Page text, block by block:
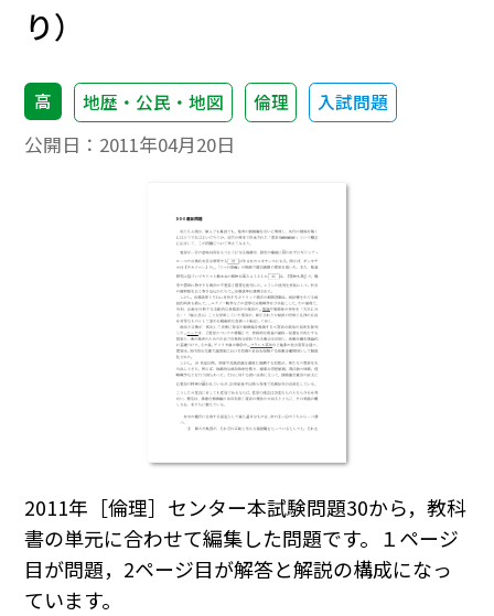
り）
高 地歴・公民・地図 倫理 入試問題
公開日： 2011年04月20日
2011年［倫理］センター本試験問題30から，教科
書の単元に合わせて編集した問題です。１ページ
目が問題，2ページ目が解答と解説の構成になっ
ています。